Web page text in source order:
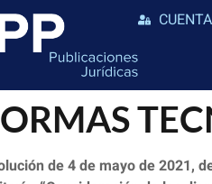
de 4 de mayo de 2021,